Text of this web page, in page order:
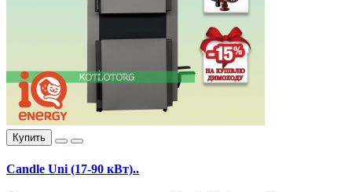
Купить
Candle Uni (17-90 кВт)..